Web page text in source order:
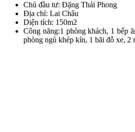
Chủ đầu tư: Đặng Thái Phong
Địa chỉ: Lai Châu
Diện tích: 150m2
Công năng:1 phòng khách, 1 bếp
phòng ngủ khép kín, 1 bãi đỗ xe, 2